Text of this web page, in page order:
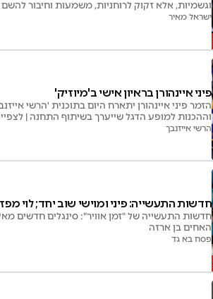
וגשמיות, אלא זקוק לרוחניות, משמעות וחיבור להשם
ישראל מאיר
פיני איינהורן בראיון אישי ב'מיוזיק'
הזמר פיני איינהורן יתארח היום בתוכנית 'הרשי
וההכנות למופע הדגל שייערך בשיתוף התחנה |
הרשי אייזנבך
חדשות התעשייה: פיני ומוישי שוב יחד; לוי
חדשות התעשייה של "זמן אוויר": סינגלים חדשים
האחים בן ארזה
פסח בא גד